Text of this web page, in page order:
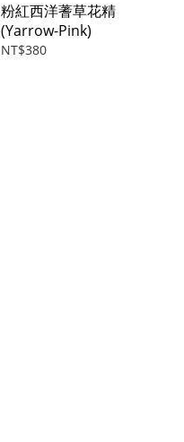
粉紅西洋蓍草花精
(Yarrow-Pink)
NT$380